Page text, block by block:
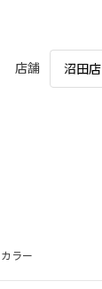
店舗 沼田店
カラー